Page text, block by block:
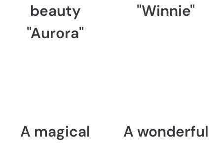
beauty
"Aurora"
"Winnie"
A magical
A wonderful